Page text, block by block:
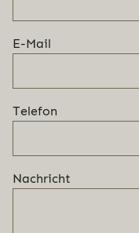
E-Mail
Telefon
Nachricht